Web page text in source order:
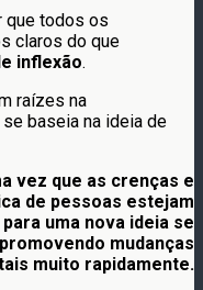
que todos os
claros do que
inflexão.
raízes na
baseia na ideia de
vez que as crenças e
de pessoas estejam
uma nova ideia se
mudanças
muito rapidamente.